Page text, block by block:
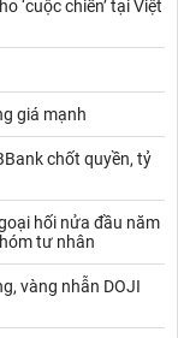
‘cuộc chiến’ tại Việt
giá mạnh
chốt quyền, tỷ
hối nửa đầu năm
tư nhân
vàng nhẫn DOJI